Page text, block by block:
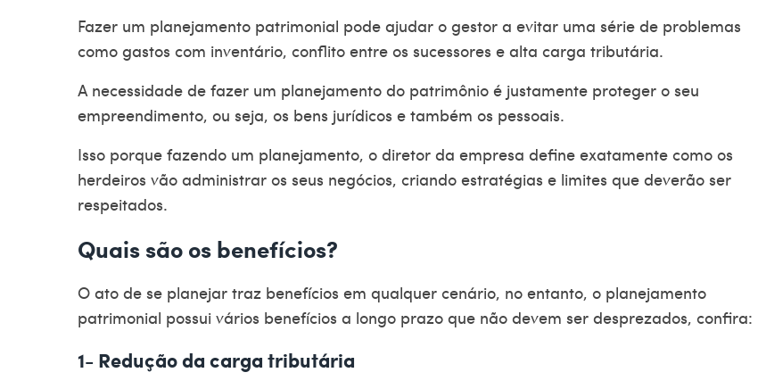
Fazer um planejamento patrimonial pode ajudar o gestor a evitar uma série de problemas
como gastos com inventário, conflito entre os sucessores e alta carga tributária.
A necessidade de fazer um planejamento do patrimônio é justamente proteger o seu
empreendimento, ou seja, os bens jurídicos e também os pessoais.
Isso porque fazendo um planejamento, o diretor da empresa define exatamente como os
herdeiros vão administrar os seus negócios, criando estratégias e limites que deverão ser
respeitados.
Quais são os benefícios?
O ato de se planejar traz benefícios em qualquer cenário, no entanto, o planejamento
patrimonial possui vários benefícios a longo prazo que não devem ser desprezados, confira:
1- Redução da carga tributária